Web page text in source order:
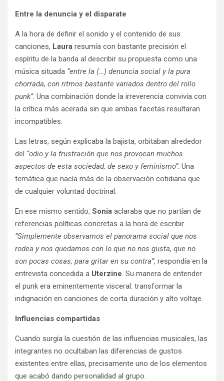
Entre la denuncia y el disparate
A la hora de definir el sonido y el contenido de sus
canciones, Laura resumía con bastante precisión el
espíritu de la banda al describir su propuesta como una
música situada “entre la (…) denuncia social y la pura
chorrada, con ritmos bastante variados dentro del rollo
punk”. Una combinación donde la irreverencia convivía con
la crítica más acerada sin que ambas facetas resultaran
incompatibles.
Las letras, según explicaba la bajista, orbitaban alrededor
del “odio y la frustración que nos provocan muchos
aspectos de esta sociedad, de sexo y feminismo”. Una
temática que nacía más de la observación cotidiana que
de cualquier voluntad doctrinal.
En ese mismo sentido, Sonia aclaraba que no partían de
referencias políticas concretas a la hora de escribir.
“Simplemente observamos el panorama social que nos
rodea y nos quedamos con lo que no nos gusta, que no
son pocas cosas, para gritar en su contra”, respondía en la
entrevista concedida a Uterzine. Su manera de entender
el punk era eminentemente visceral: transformar la
indignación en canciones de corta duración y alto voltaje.
Influencias compartidas
Cuando surgía la cuestión de las influencias musicales, las
integrantes no ocultaban las diferencias de gustos
existentes entre ellas, precisamente uno de los elementos
que acabó dando personalidad al grupo.